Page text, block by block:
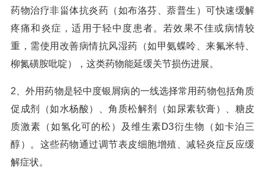
药物治疗非甾体抗炎药（如布洛芬、萘普生）可快速缓解
疼痛和炎症，适用于轻中度患者。若效果不佳或病情较
重，需使用改善病情抗风湿药（如甲氨蝶呤、来氟米特、
柳氮磺胺吡啶），这类药物能延缓关节损伤进展。
2、外用药物是轻中度银屑病的一线选择常用药物包括角质
促成剂（如水杨酸）、角质松解剂（如尿素软膏）、糖皮
质激素（如氢化可的松）及维生素D3衍生物（如卡泊三
醇）。这些药物通过调节表皮细胞增殖、减轻炎症反应缓
解症状。